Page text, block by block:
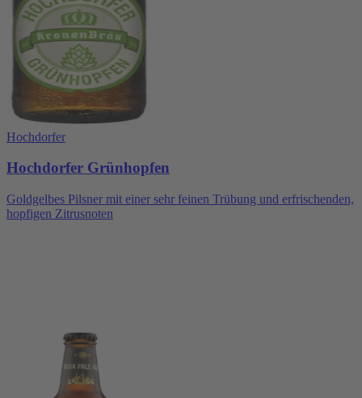
Hochdorfer
Hochdorfer Grünhopfen
Goldgelbes Pilsner mit einer sehr feinen Trübung und erfrischenden,
hopfigen Zitrusnoten